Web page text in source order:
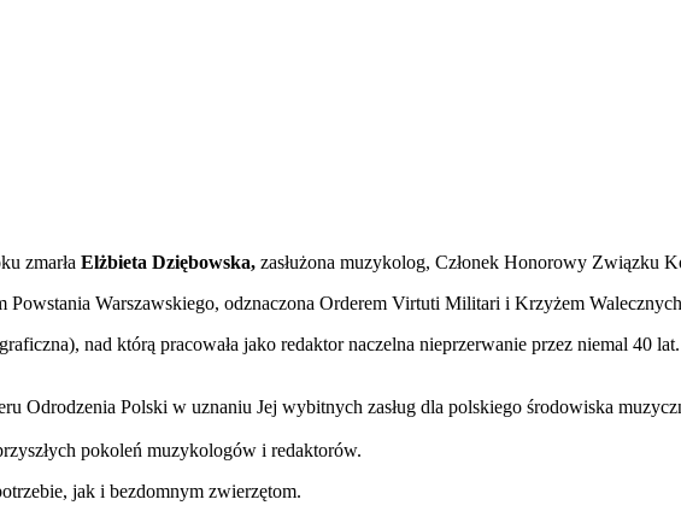
zmarła Elżbieta Dziębowska, zasłużona muzykolog, Członek Honorowy Związku
Powstania Warszawskiego, odznaczona Orderem Virtuti Militari i Krzyżem
nad którą pracowała jako redaktor naczelna nieprzerwanie przez niemal 40
Odrodzenia Polski w uznaniu Jej wybitnych zasług dla polskiego środowiska
pokoleń muzykologów i redaktorów.
jak i bezdomnym zwierzętom.